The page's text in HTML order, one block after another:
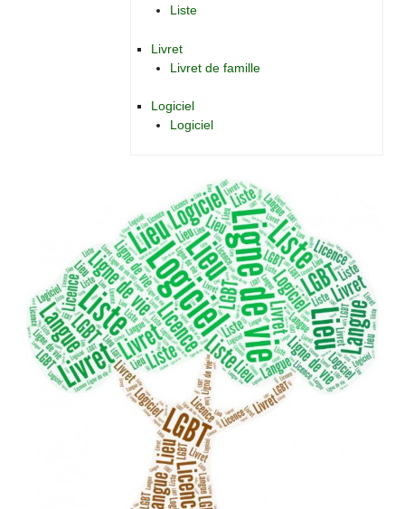
Liste
Livret
Livret de famille
Logiciel
Logiciel